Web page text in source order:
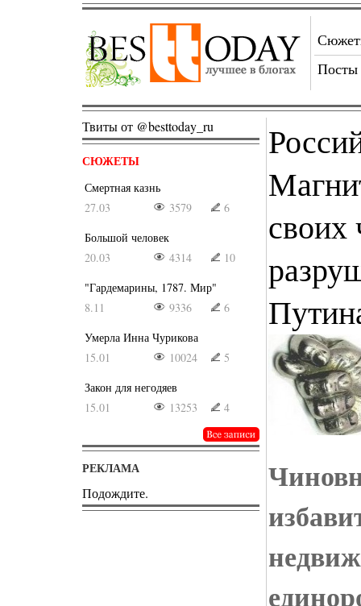
Посты
Твиты от @besttoday_ru
СЮЖЕТЫ
Смертная казнь
27.03
3579
6
Большой человек
20.03
4314
10
"Гардемарины, 1787. Мир"
8.11
9336
6
Умерла Инна Чурикова
15.01
10024
5
Закон для негодяев
15.01
13253 4
РЕКЛАМА
Подождите.
своих